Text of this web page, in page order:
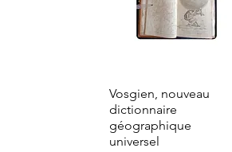
Aperçu rapide
Vosgien, nouveau
dictionnaire
géographique
universel